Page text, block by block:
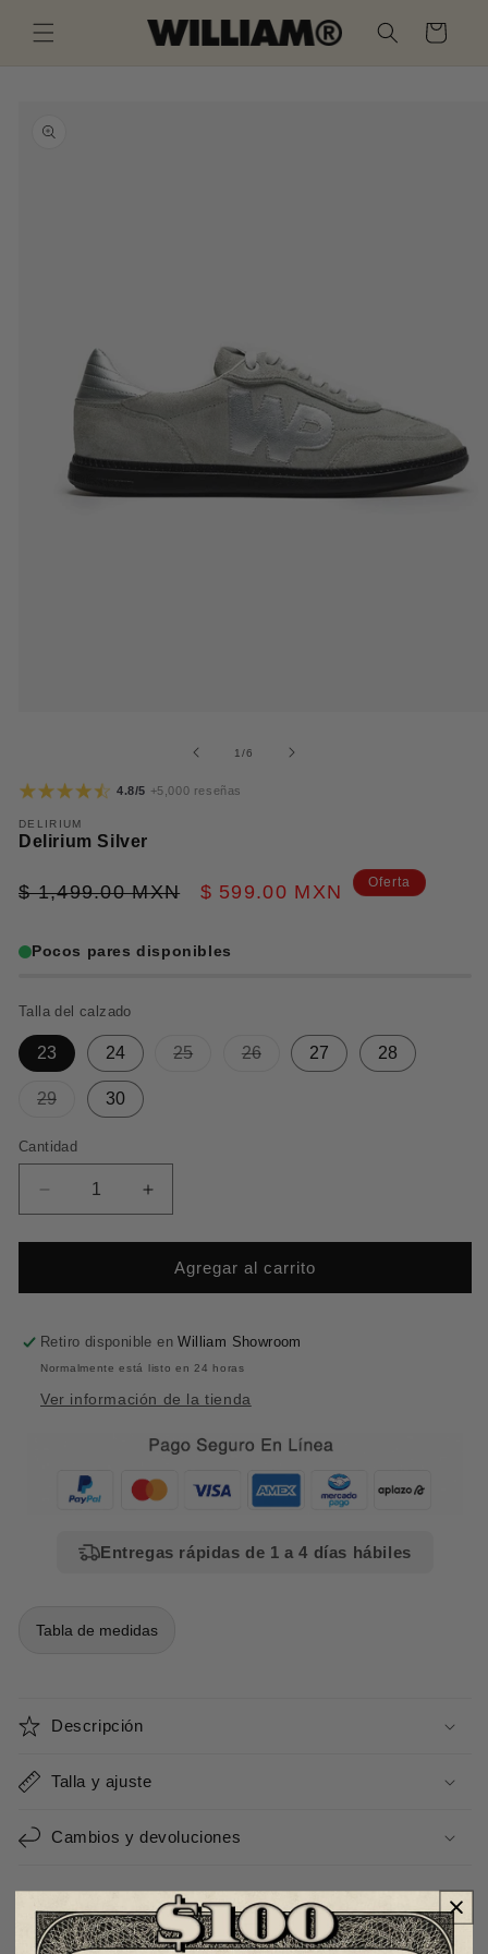
directamente
al contenido
Carrito
información
en
una
ventana
modal
1/de
6
4.8/5 +5,000 reseñas
DELIRIUM
Delirium Silver
Precio
$ 1,499.00 MXN
Precio
$ 599.00 MXN Oferta
Pocos pares disponibles
Talla del calzado
23 24 25Variante
26Variante
agotada
27 28
29Variante
agotada
no
disponible
30
Cantidad
Cantidad
Reducir
cantidad
para
Silver
Aumentar
cantidad
para
Delirium
Silver
Agregar al carrito
Retiro disponible enWilliam Showroom
Normalmente está listo en 24 horas
Ver información de la tienda
Entregas rápidas de 1 a 4 días hábiles
Tabla de medidas
Descripción
Talla y ajuste
Cambios y devoluciones
100% piel Unisex Hecho en México